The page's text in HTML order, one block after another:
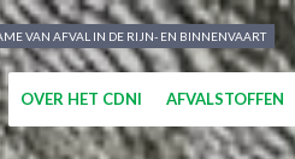
VAN AFVAL IN DE RIJN- EN BINNENVAART
OVER HET CDNI AFVALSTOFFEN